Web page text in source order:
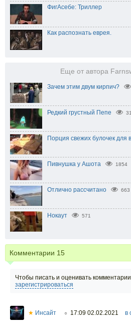
ФигАсебе: Триллер
Как распознать еврея.
Еще от автора
Зачем этим двум кирпич?
Редкий грустный Пепе
Порция свежих булочек для
Пивнушка у Ашота 1854
Отлично рассчитано 663
Нокаут 571
Комментарии 15
Чтобы писать и оценивать
зарегистрироваться
★ Инсайт ○ 17:09 02.02.2021 в